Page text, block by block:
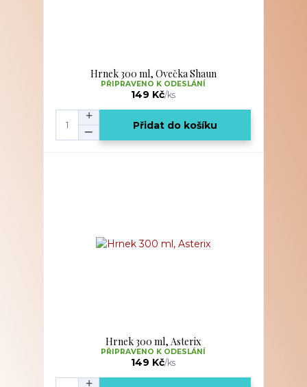
Hrnek 300 ml, Ovečka Shaun
149 Kč/ks
PŘIPRAVENO K ODESLÁNÍ
Přidat do košíku
Hrnek 300 ml, Asterix
149 Kč/ks
PŘIPRAVENO K ODESLÁNÍ